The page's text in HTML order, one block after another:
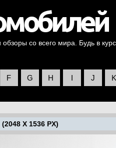
со всего мира. Будь в
F G H I J K
X 1536 PX)